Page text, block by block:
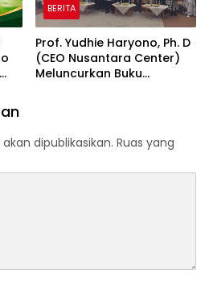
BERITA
Prof. Yudhie Haryono, Ph. D
(CEO Nusantara Center)
Meluncurkan Buku
Simposium Nasional
bertema “Urgensi Undang-
dipublikasikan. Ruas yang